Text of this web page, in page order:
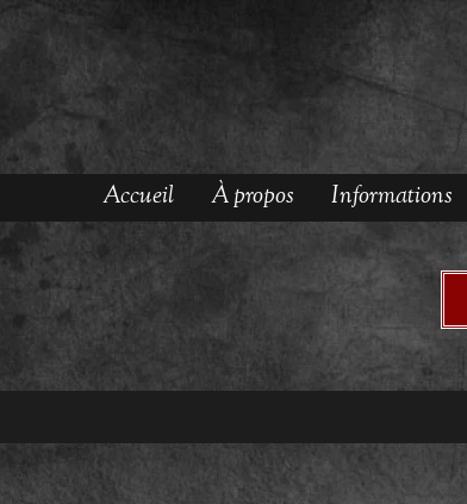
Accueil À propos Informations